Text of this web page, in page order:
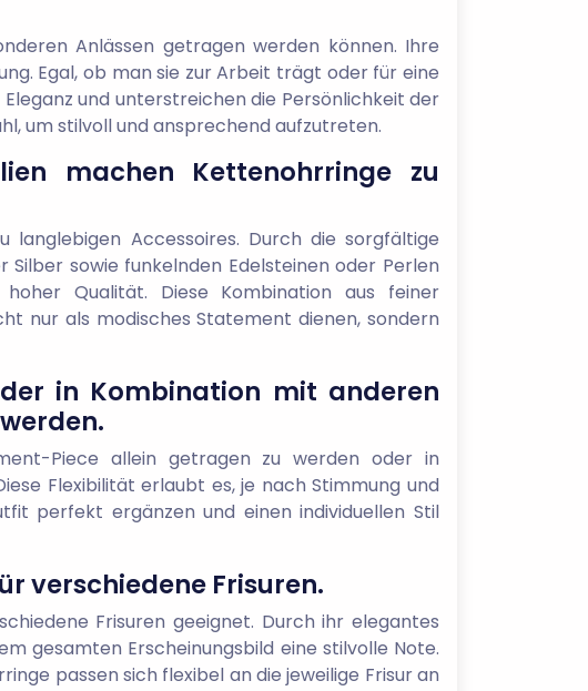
Anlässen getragen werden können. Ihre
Egal, ob man sie zur Arbeit trägt oder für eine
und unterstreichen die Persönlichkeit der
um stilvoll und ansprechend aufzutreten.
machen Kettenohrringe zu
Accessoires. Durch die sorgfältige
sowie funkelnden Edelsteinen oder Perlen
Qualität. Diese Kombination aus feiner
nur als modisches Statement dienen, sondern
in Kombination mit anderen
Piece allein getragen zu werden oder in
Flexibilität erlaubt es, je nach Stimmung und
perfekt ergänzen und einen individuellen Stil
verschiedene Frisuren.
Frisuren geeignet. Durch ihr elegantes
gesamten Erscheinungsbild eine stilvolle Note.
passen sich flexibel an die jeweilige Frisur an